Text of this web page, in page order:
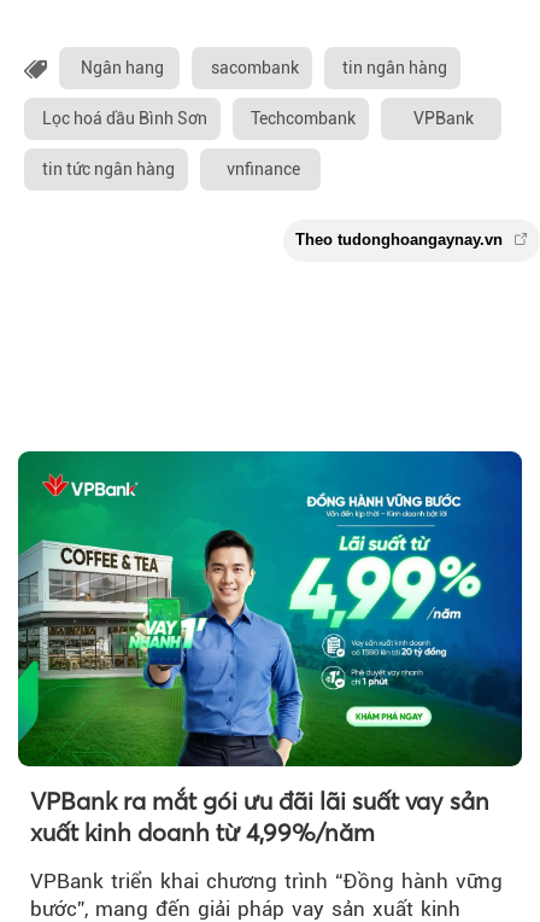
Ngân hang sacombank tin ngân hàng
Lọc hoá dầu Bình Sơn Techcombank VPBank
tin tức ngân hàng vnfinance
Theo
VPBank ra mắt gói ưu đãi lãi suất vay sản
xuất kinh doanh từ 4,99%/năm
VPBank triển khai chương trình “Đồng hành vững
bước”, mang đến giải pháp vay sản xuất kinh